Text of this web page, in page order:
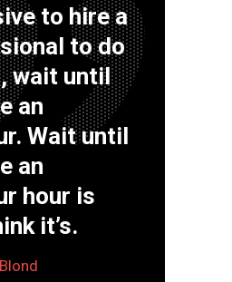
to hire a
to do
wait until
an
Wait until
an
hour is
it’s.